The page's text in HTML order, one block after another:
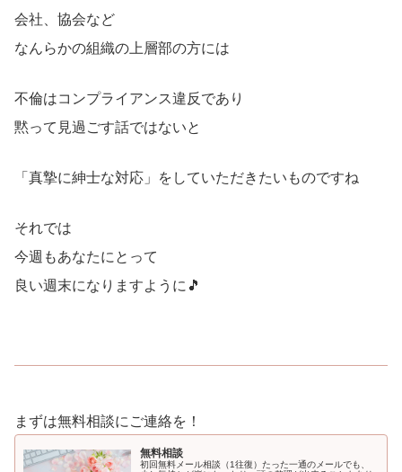
会社、協会など
なんらかの組織の上層部の方には
不倫はコンプライアンス違反であり
黙って見過ごす話ではないと
「真摯に紳士な対応」をしていただきたいものですね
それでは
今週もあなたにとって
良い週末になりますように🎵
まずは無料相談にご連絡を！
無料相談
初回無料メール相談（1往復）たった一通のメールでも、